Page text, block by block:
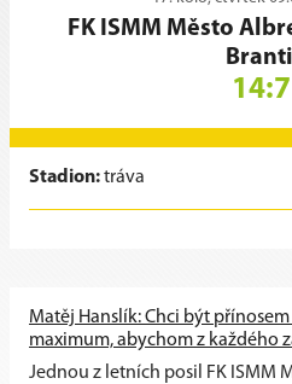
FK ISMM Město
14:7
Stadion:tráva
Matěj Hanslík: Chci být
maximum, abychom z každého
Jednou z letních posil FK ISMM